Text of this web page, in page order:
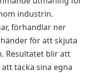
industrin.
förhandlar ner
för att skjuta
Resultatet blir att
täcka sina egna